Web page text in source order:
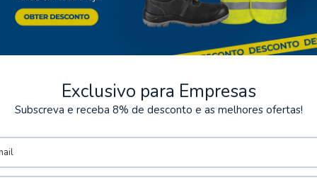
Exclusivo para Empresas
Subscreva e receba 8% de desconto e as melhores ofertas!